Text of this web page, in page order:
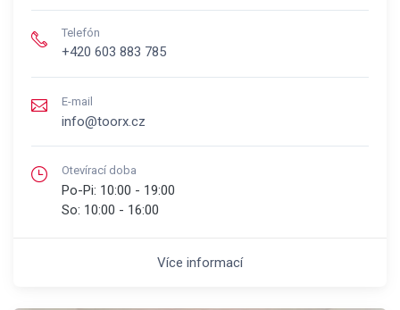
Telefón
+420 603 883 785
E-mail
info@toorx.cz
Otevírací doba
Po-Pi: 10:00 - 19:00
So: 10:00 - 16:00
Více informací